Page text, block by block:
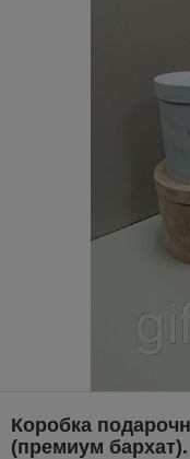
Коробка
(премиум бархат).